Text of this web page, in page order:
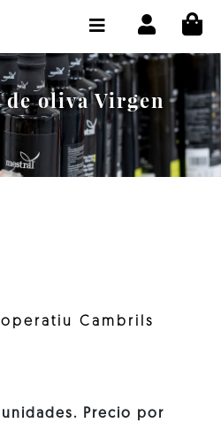
oliva Virgen
Cambrils
Precio por
COMPRA ONLINE
ACEITE
SELECCIONAR IDIOMA :